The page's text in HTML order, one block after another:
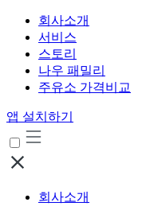
회사소개
서비스
스토리
나우 패밀리
주유소 가격비교
앱 설치하기
회사소개